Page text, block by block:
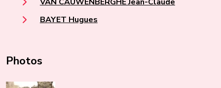
BAYET Hugues
Photos